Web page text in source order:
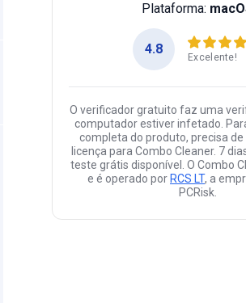
Plataforma:
4.8
Excelente!
O verificador gratuito faz uma
computador estiver infetado.
completa do produto, precisa
licença para Combo Cleaner. 7
teste grátis disponível. O Combo
e é operado por RCS LT, a
PCRisk.